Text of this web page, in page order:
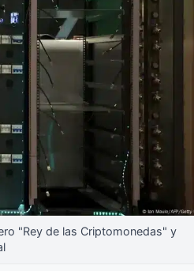
"Rey de las Criptomonedas" y